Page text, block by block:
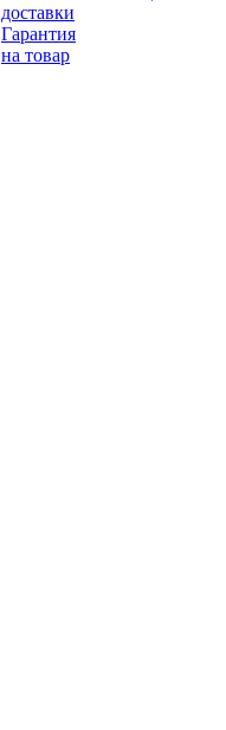
доставки
Гарантия
на товар